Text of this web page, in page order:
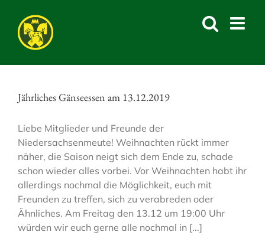
content
Jährliches Gänseessen am 13.12.2019
Liebe Mitglieder und Freunde der
Niedersachsenmeute! Weihnachten rückt immer
näher, die Saison neigt sich dem Ende zu, schade
schon wieder alles vorbei. Vor Weihnachten habt ihr
allerdings nochmal die Möglichkeit, euch mit
Freunden zu treffen, sich zu verabreden oder
Ähnliches. Am Freitag den 13.12 um 19:00 Uhr
würden wir euch gerne alle nochmal in [...]